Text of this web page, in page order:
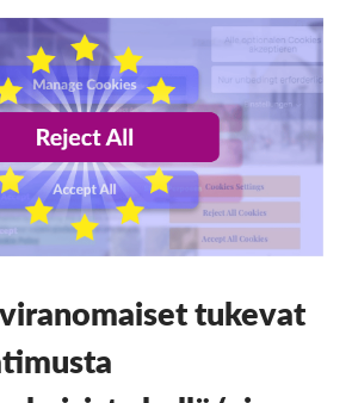
Tax deductability
Jäsenten login
Meistä
Tiimi
Vuosikertomukset
Rekry
Edustajakanne
tukevat